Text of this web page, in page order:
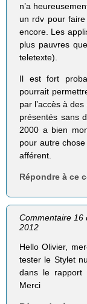
n’a
un rdv pour
encore. Les
plus pauvres
teletexte).
Il est fort
pourrait
par l’accès à
présentés sans
2000 a bien
pour autre
afférent.
Répondre à ce
Commentaire
2012
Hello Olivier,
tester le Stylet
dans le rapport
Merci